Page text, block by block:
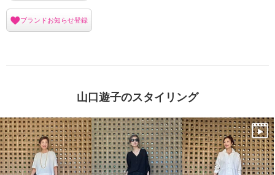
ブランドお知らせ登録
山口遊子のスタイリング